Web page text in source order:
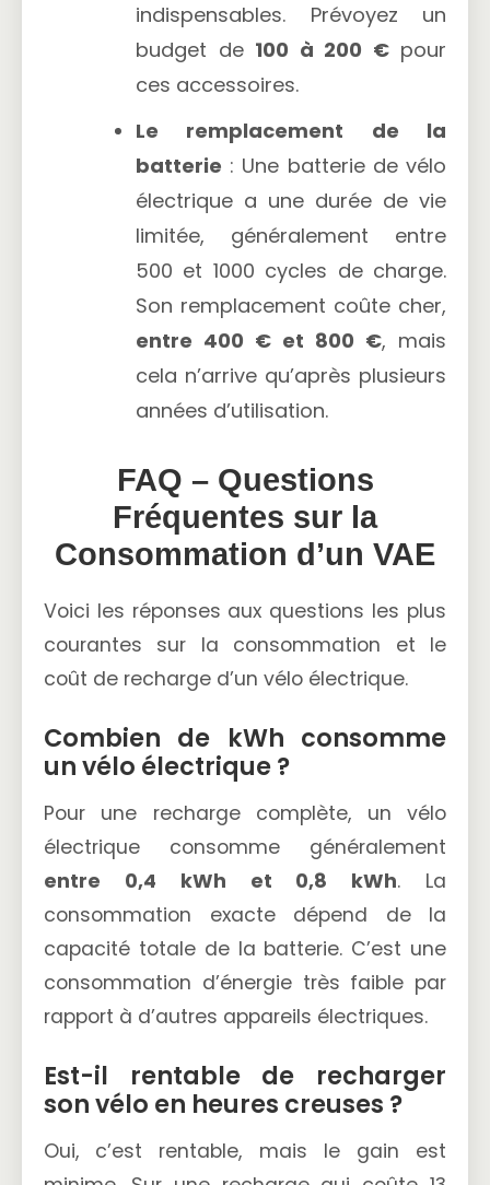
indispensables. Prévoyez un
budget de 100 à 200 €pour
ces accessoires.
Le remplacement de la
batterie : Une batterie de vélo
électrique a une durée de vie
limitée, généralement entre
500 et 1000 cycles de charge.
Son remplacement coûte cher,
entre 400 € et 800 €, mais
cela n’arrive qu’après plusieurs
années d’utilisation.
FAQ – Questions
Fréquentes sur la
Consommation d’un VAE
Voici les réponses aux questions les plus
courantes sur la consommation et le
coût de recharge d’un vélo électrique.
Combien de kWh consomme
un vélo électrique ?
Pour une recharge complète, un vélo
électrique consomme généralement
entre 0,4 kWh et 0,8 kWh. La
consommation exacte dépend de la
capacité totale de la batterie. C’est une
consommation d’énergie très faible par
rapport à d’autres appareils électriques.
Est-il rentable de recharger
son vélo en heures creuses ?
Oui, c’est rentable, mais le gain est